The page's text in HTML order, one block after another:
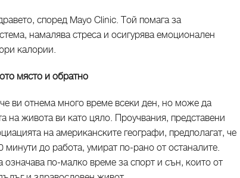
според Mayo Clinic. Той помага за
намалява стреса и осигурява емоционален
калории.
място и обратно
ви отнема много време всеки ден, но може да
на живота ви като цяло. Проучвания, представени
на американските географи, предполагат, че
минути до работа, умират по-рано от останалите.
означава по-малко време за спорт и сън, които от